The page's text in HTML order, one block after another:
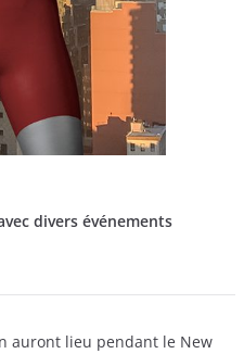
divers événements
auront lieu pendant le New